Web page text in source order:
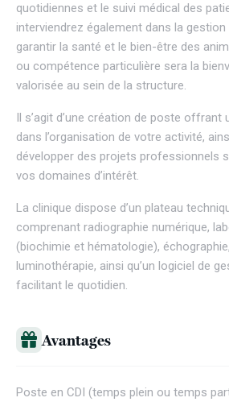
quotidiennes et le suivi médical des
interviendrez également dans la
garantir la santé et le bien-être des
ou compétence particulière sera la
valorisée au sein de la structure.
Il s’agit d’une création de poste offrant
dans l’organisation de votre activité,
développer des projets professionnels
vos domaines d’intérêt.
La clinique dispose d’un plateau
comprenant radiographie numérique,
(biochimie et hématologie),
luminothérapie, ainsi qu’un logiciel de
facilitant le quotidien.
Avantages
Poste en CDI (temps plein ou temps